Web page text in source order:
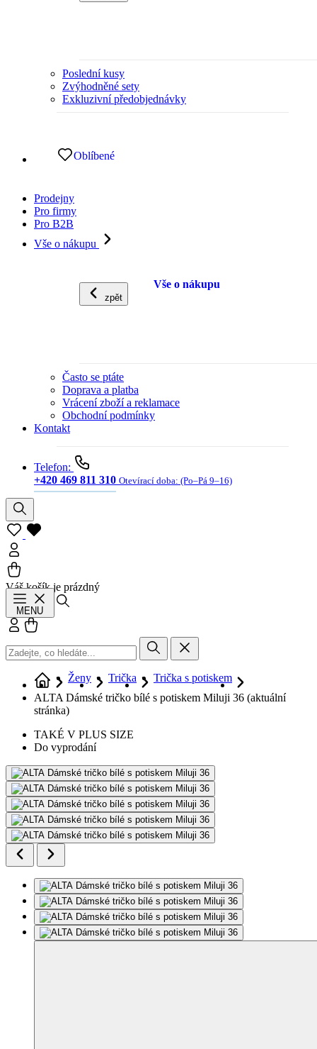
Poslední kusy
Zvýhodněné sety
Exkluzivní předobjednávky
Oblíbené
Prodejny
Pro firmy
Pro B2B
Vše o nákupu
zpět
Vše o nákupu
Často se ptáte
Doprava a platba
Vrácení zboží a reklamace
Obchodní podmínky
Kontakt
Telefon:
+420 469 811 310 Otevírací doba: (Po–Pá 9–16)
Váš košík je prázdný
MENU
Přihlásit se
Ženy Trička
Trička s potiskem
ALTA Dámské tričko bílé s potiskem Miluji 36 (aktuální
stránka)
TAKÉ V PLUS SIZE
Do vyprodání